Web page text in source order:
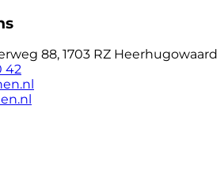
88, 1703 RZ Heerhugowaard
42